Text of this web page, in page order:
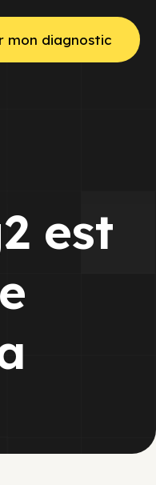
mon diagnostic
est